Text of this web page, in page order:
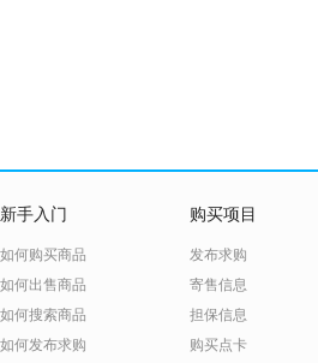
新手入门
如何购买商品
如何出售商品
如何搜索商品
如何发布求购
购买项目
发布求购
寄售信息
担保信息
购买点卡